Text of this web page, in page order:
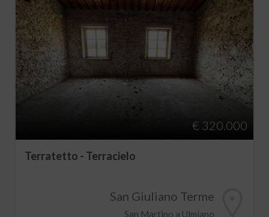
€ 320.000
Terratetto - Terracielo
San Giuliano Terme
San Martino a Ulmiano